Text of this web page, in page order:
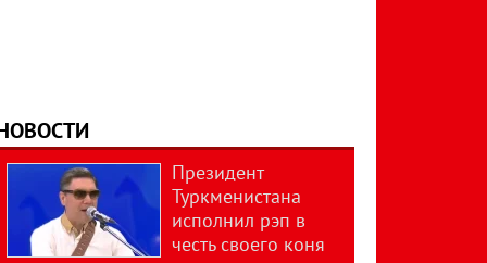
Президент
Туркменистана
исполнил рэп в
честь своего коня